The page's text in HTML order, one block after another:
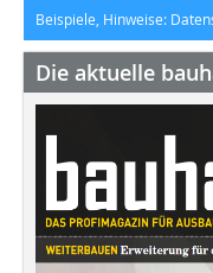
Beispiele, Hinweise:
Die aktuelle